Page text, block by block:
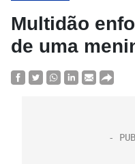
Multidão
de uma